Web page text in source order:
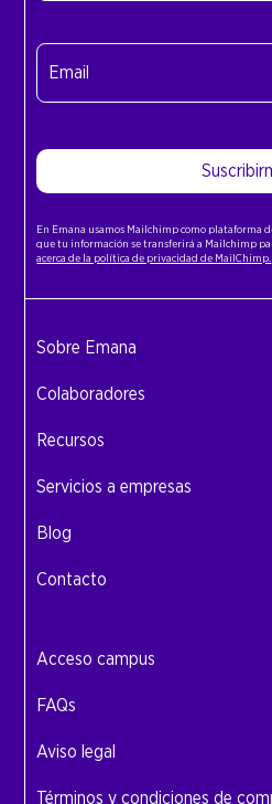
Email
(Obligatorio)
En Emana usamos Mailchimp como plataforma
que tu información se transferirá a Mailchimp
acerca de la política de privacidad de MailChimp.
Sobre Emana
Colaboradores
Recursos
Servicios a empresas
Blog
Contacto
Acceso campus
FAQs
Aviso legal
Términos y condiciones de